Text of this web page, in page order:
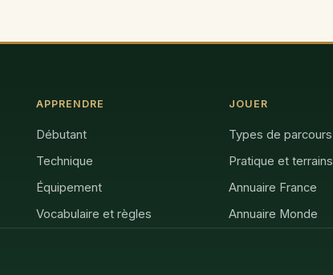
APPRENDRE
Débutant
Technique
Équipement
Vocabulaire et règles
JOUER
Types de parcours
Pratique et terrains
Annuaire France
Annuaire Monde